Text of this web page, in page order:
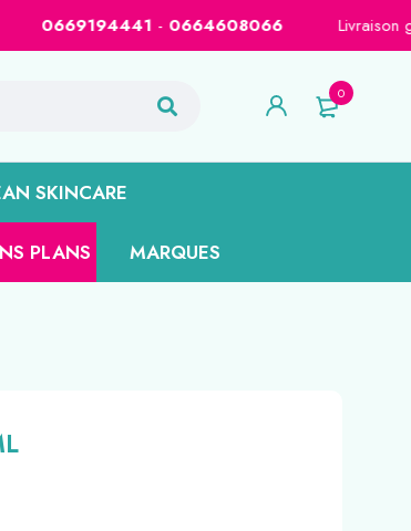
-0664608066Livraison gratuite sur
0
SKINCARE
PLANS MARQUES